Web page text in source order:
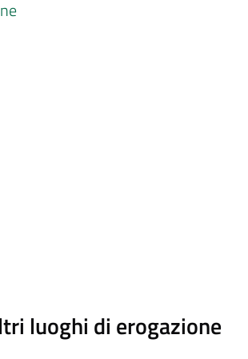
luoghi di erogazione